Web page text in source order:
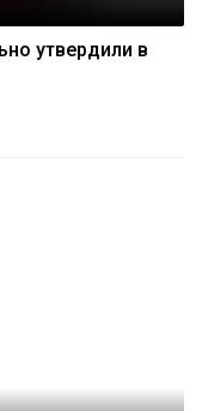
утвердили в